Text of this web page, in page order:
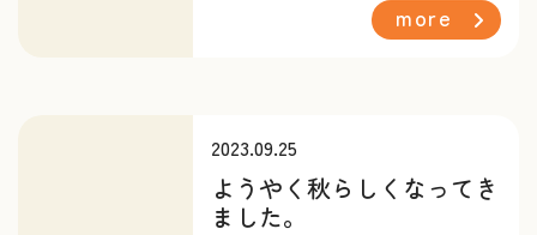
more
2023.09.25
ようやく秋らしくなってき
ました。